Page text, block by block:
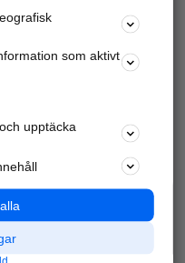
och annonsera mot
nära dig.
sökningar
som aktivt
upptäcka